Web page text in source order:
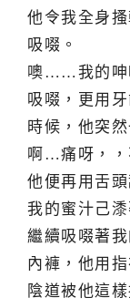
他令我全身
吸啜。
噢……我的呻
吸啜，更用
時候，他突
啊…痛呀，
他便再用舌
我的蜜汁己
繼續吸啜著
內褲，他用
陰道被他這